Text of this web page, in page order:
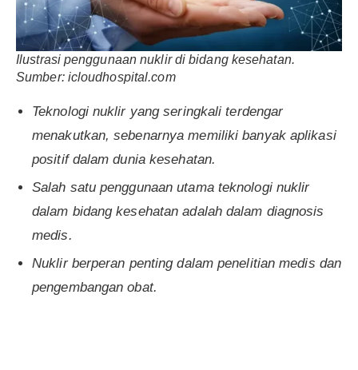
Ilustrasi penggunaan nuklir di bidang kesehatan.
Sumber: icloudhospital.com
Teknologi nuklir yang seringkali terdengar
menakutkan, sebenarnya memiliki banyak aplikasi
positif dalam dunia kesehatan.
Salah satu penggunaan utama teknologi nuklir
dalam bidang kesehatan adalah dalam diagnosis
medis.
Nuklir berperan penting dalam penelitian medis dan
pengembangan obat.